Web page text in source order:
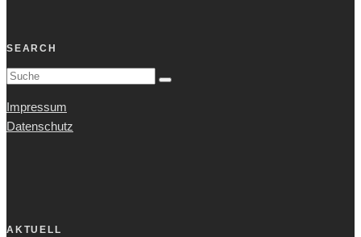
SEARCH
Impressum
Datenschutz
AKTUELL